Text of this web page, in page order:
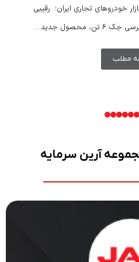
خودروهای تجاری ایران؛ رقیبی
محصول جدید…
مطلب
آرین سرمایه
JAC